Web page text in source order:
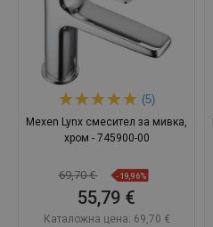
(5)
Mexen Lynx смесител за мивка,
хром - 745900-00
69,70 € -19,96%
55,79 €
Каталожна цена: 69,70 €